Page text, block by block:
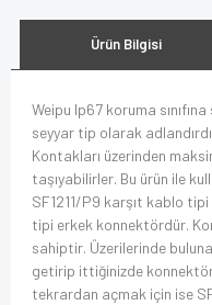
Ürün Bilgisi
Weipu Ip67 koruma
seyyar tip olarak
Kontakları üzerinden
taşıyabilirler. Bu ürün ile
SF1211/P9 karşıt kablo
tipi erkek konnektördür.
sahiptir. Üzerilerinde
getirip ittiğinizde
tekrardan açmak için ise